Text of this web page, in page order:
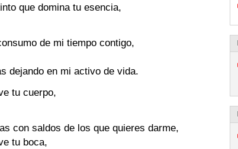
que domina tu esencia,
de mi tiempo contigo,
dejando en mi activo de vida.
tu cuerpo,
con saldos de los que quieres darme,
tu boca,